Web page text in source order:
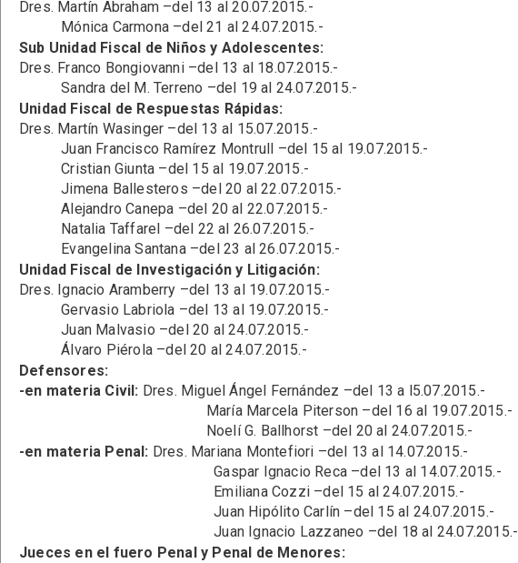
Dres. Martín Abraham –del 13 al 20.07.2015.-
Mónica Carmona –del 21 al 24.07.2015.-
Sub Unidad Fiscal de Niños y Adolescentes:
Dres. Franco Bongiovanni –del 13 al 18.07.2015.-
Sandra del M. Terreno –del 19 al 24.07.2015.-
Unidad Fiscal de Respuestas Rápidas:
Dres. Martín Wasinger –del 13 al 15.07.2015.-
Juan Francisco Ramírez Montrull –del 15 al 19.07.2015.-
Cristian Giunta –del 15 al 19.07.2015.-
Jimena Ballesteros –del 20 al 22.07.2015.-
Alejandro Canepa –del 20 al 22.07.2015.-
Natalia Taffarel –del 22 al 26.07.2015.-
Evangelina Santana –del 23 al 26.07.2015.-
Unidad Fiscal de Investigación y Litigación:
Dres. Ignacio Aramberry –del 13 al 19.07.2015.-
Gervasio Labriola –del 13 al 19.07.2015.-
Juan Malvasio –del 20 al 24.07.2015.-
Álvaro Piérola –del 20 al 24.07.2015.-
Defensores:
-en materia Civil: Dres. Miguel Ángel Fernández –del 13 a l5.07.2015.-
María Marcela Piterson –del 16 al 19.07.2015.-
Noelí G. Ballhorst –del 20 al 24.07.2015.-
-en materia Penal: Dres. Mariana Montefiori –del 13 al 14.07.2015.-
Gaspar Ignacio Reca –del 13 al 14.07.2015.-
Emiliana Cozzi –del 15 al 24.07.2015.-
Juan Hipólito Carlín –del 15 al 24.07.2015.-
Juan Ignacio Lazzaneo –del 18 al 24.07.2015.-
Jueces en el fuero Penal y Penal de Menores: